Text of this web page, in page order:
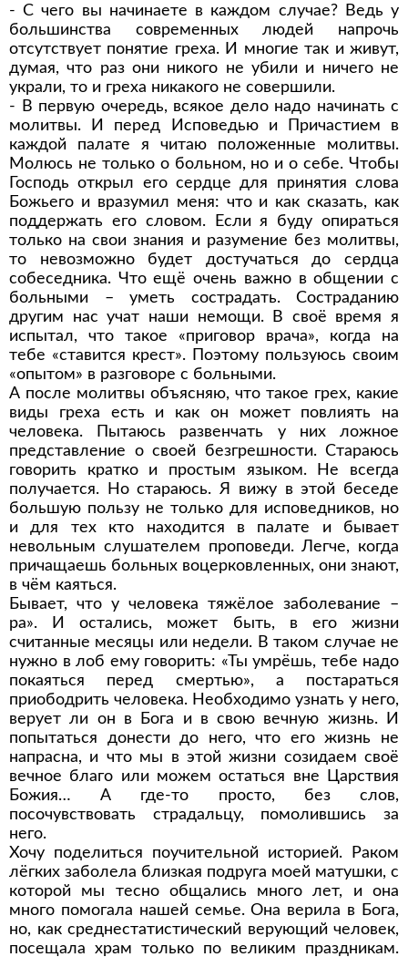
- С чего вы начинаете в каждом случае? Ведь у
большинства современных людей напрочь
отсутствует понятие греха. И многие так и живут,
думая, что раз они никого не убили и ничего не
украли, то и греха никакого не совершили.
- В первую очередь, всякое дело надо начинать с
молитвы. И перед Исповедью и Причастием в
каждой палате я читаю положенные молитвы.
Молюсь не только о больном, но и о себе. Чтобы
Господь открыл его сердце для принятия слова
Божьего и вразумил меня: что и как сказать, как
поддержать его словом. Если я буду опираться
только на свои знания и разумение без молитвы,
то невозможно будет достучаться до сердца
собеседника. Что ещё очень важно в общении с
больными – уметь сострадать. Состраданию
другим нас учат наши немощи. В своё время я
испытал, что такое «приговор врача», когда на
тебе «ставится крест». Поэтому пользуюсь своим
«опытом» в разговоре с больными.
А после молитвы объясняю, что такое грех, какие
виды греха есть и как он может повлиять на
человека. Пытаюсь развенчать у них ложное
представление о своей безгрешности. Стараюсь
говорить кратко и простым языком. Не всегда
получается. Но стараюсь. Я вижу в этой беседе
большую пользу не только для исповедников, но
и для тех кто находится в палате и бывает
невольным слушателем проповеди. Легче, когда
причащаешь больных воцерковленных, они знают,
в чём каяться.
Бывает, что у человека тяжёлое заболевание –
ра». И остались, может быть, в его жизни
считанные месяцы или недели. В таком случае не
нужно в лоб ему говорить: «Ты умрёшь, тебе надо
покаяться перед смертью», а постараться
приободрить человека. Необходимо узнать у него,
верует ли он в Бога и в свою вечную жизнь. И
попытаться донести до него, что его жизнь не
напрасна, и что мы в этой жизни созидаем своё
вечное благо или можем остаться вне Царствия
Божия… А где-то просто, без слов,
посочувствовать страдальцу, помолившись за
него.
Хочу поделиться поучительной историей. Раком
лёгких заболела близкая подруга моей матушки, с
которой мы тесно общались много лет, и она
много помогала нашей семье. Она верила в Бога,
но, как среднестатистический верующий человек,
посещала храм только по великим праздникам.